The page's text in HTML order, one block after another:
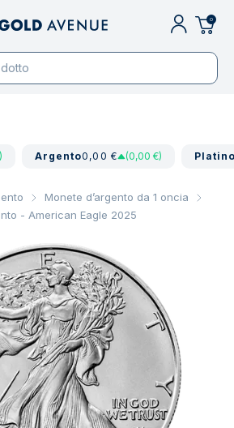
0
Argento0,00 € (0,00 €)
Monete d’argento da 1 oncia
- American Eagle 2025